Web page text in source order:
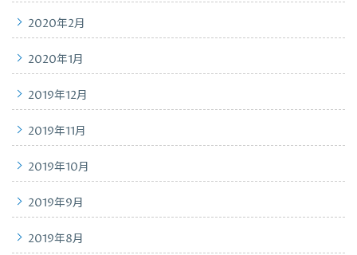
2020年2月
2020年1月
2019年12月
2019年11月
2019年10月
2019年9月
2019年8月